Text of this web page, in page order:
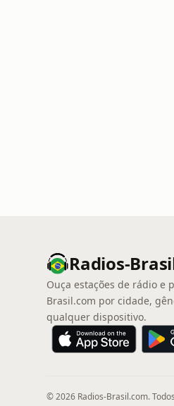
Radios-
Ouça estações de rádio e
Brasil.com por cidade,
qualquer dispositivo.
© 2026 Radios-Brasil.com.